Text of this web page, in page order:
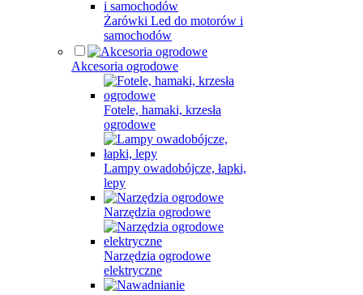
Żarówki Led do motorów i
samochodów
Akcesoria ogrodowe
Fotele, hamaki, krzesła
ogrodowe
Lampy owadobójcze, łapki,
lepy
Narzędzia ogrodowe
Narzędzia ogrodowe
elektryczne